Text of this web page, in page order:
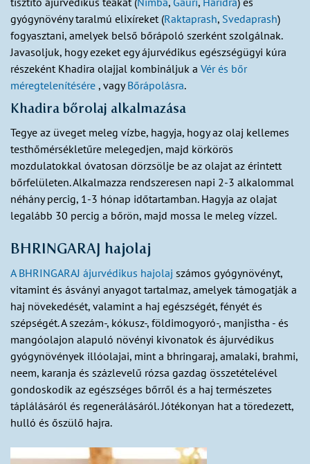
gyógynövény taralmú elixíreket (Raktaprash, Svedaprash)
fogyasztani, amelyek belső bőrápoló szerként szolgálnak.
Javasoljuk, hogy ezeket egy ájurvédikus egészségügyi kúra
részeként Khadira olajjal kombináljuk a Vér és bőr
méregtelenítésére , vagyBőrápolásra.
Khadira bőrolaj alkalmazása
Tegye az üveget meleg vízbe, hagyja, hogy az olaj kellemes
testhőmérsékletűre melegedjen, majd körkörös
mozdulatokkal óvatosan dörzsölje be az olajat az érintett
bőrfelületen. Alkalmazza rendszeresen napi 2-3 alkalommal
néhány percig, 1-3 hónap időtartamban. Hagyja az olajat
legalább 30 percig a bőrön, majd mossa le meleg vízzel.
BHRINGARAJ hajolaj
A BHRINGARAJ ájurvédikus hajolaj számos gyógynövényt,
vitamint és ásványi anyagot tartalmaz, amelyek támogatják a
haj növekedését, valamint a haj egészségét, fényét és
szépségét. A szezám-, kókusz-, földimogyoró-, manjistha - és
mangóolajon alapuló növényi kivonatok és ájurvédikus
gyógynövények illóolajai, mint a bhringaraj, amalaki, brahmi,
neem, karanja és százlevelű rózsa gazdag összetételével
gondoskodik az egészséges bőrről és a haj természetes
táplálásáról és regenerálásáról. Jótékonyan hat a töredezett,
hulló és őszülő hajra.